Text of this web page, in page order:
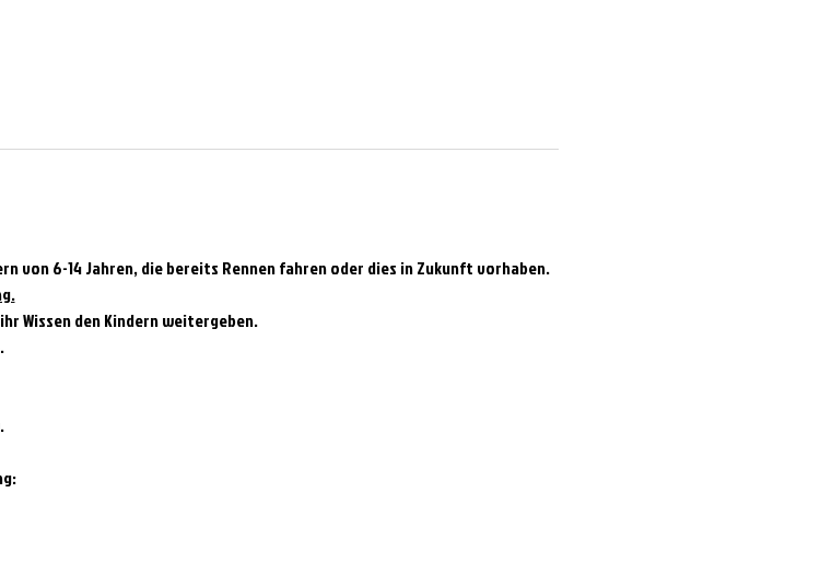
von 6-14 Jahren, die bereits Rennen fahren oder dies in Zukunft vorhaben.
Wissen den Kindern weitergeben.